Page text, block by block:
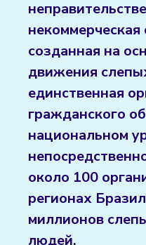
некоммерческая
созданная на
движения
единственная
гражданского
национальном
около 100
регионах
миллионов
людей.